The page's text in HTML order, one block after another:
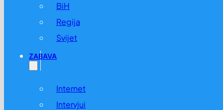
BiH
Regija
Svijet
ZABAVA
Internet
Intervjui